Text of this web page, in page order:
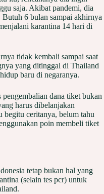
saja. Akibat pandemi, dia
Butuh 6 bulan sampai akhirnya
karantina 14 hari di
tidak kembali sampai saat
yang ditinggal di Thailand
baru di negaranya.
dana tiket bukan
harus dibelanjakan
begitu ceritanya, belum tahu
poin membeli tiket
tetap bukan hal yang
(selain tes pcr) untuk